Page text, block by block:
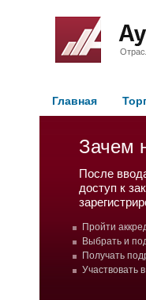
Главная
Зачем
После
доступ к
Пройти
Выбрать и
Получать
Участвовать